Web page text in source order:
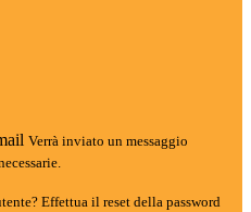
Verrà inviato un messaggio
Effettua il reset della password